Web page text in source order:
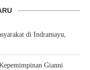
di Indramayu,
Gianni